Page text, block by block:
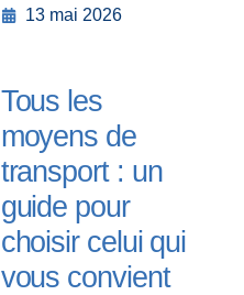
13 mai 2026
Tous les
moyens de
transport : un
guide pour
choisir celui qui
vous convient